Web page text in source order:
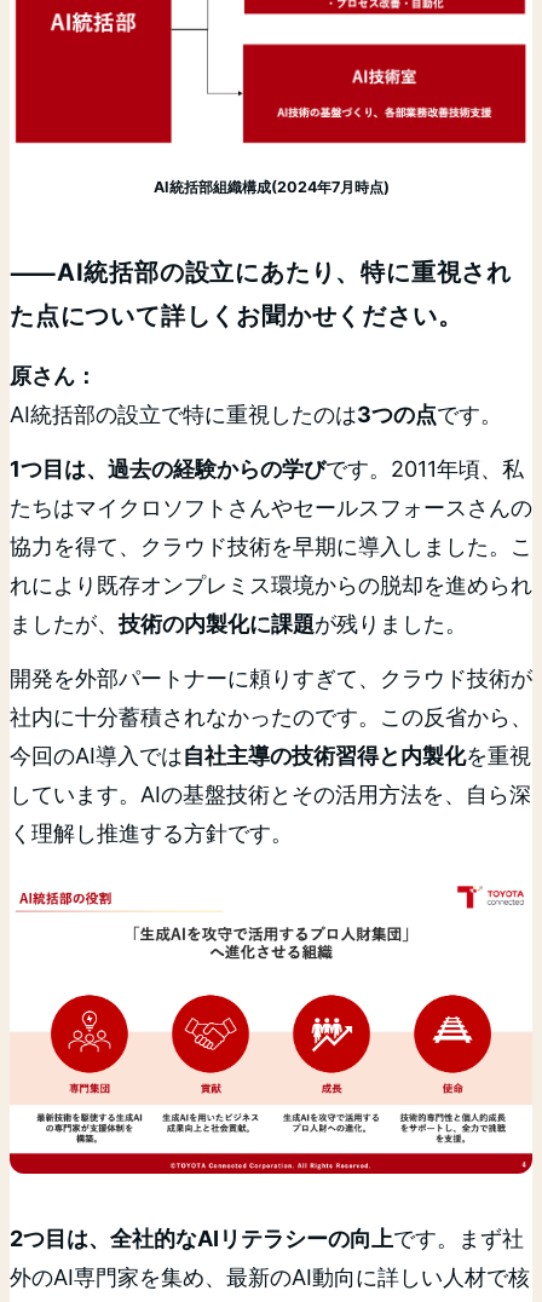
AI統括部組織構成(2024年7月時点)
⸺AI統括部の設立にあたり、特に重視され
た点について詳しくお聞かせください。
原さん：
AI統括部の設立で特に重視したのは3つの点です。
1つ目は、過去の経験からの学びです。2011年頃、私
たちはマイクロソフトさんやセールスフォースさんの
協力を得て、クラウド技術を早期に導入しました。こ
れにより既存オンプレミス環境からの脱却を進められ
ましたが、技術の内製化に課題が残りました。
開発を外部パートナーに頼りすぎて、クラウド技術が
社内に十分蓄積されなかったのです。この反省から、
今回のAI導入では自社主導の技術習得と内製化を重視
しています。AIの基盤技術とその活用方法を、自ら深
く理解し推進する方針です。
2つ目は、全社的なAIリテラシーの向上です。まず社
外のAI専門家を集め、最新のAI動向に詳しい人材で核